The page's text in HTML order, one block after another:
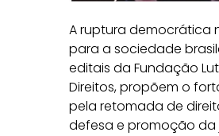
A ruptura democrática
para a sociedade
editais da Fundação
Direitos, propõem o
pela retomada de
defesa e promoção